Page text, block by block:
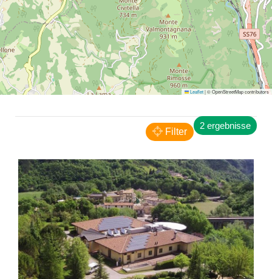
Hotel Terme di Frasassi
Leaflet|© OpenStreetMap contributors
2 ergebnisse
Filter